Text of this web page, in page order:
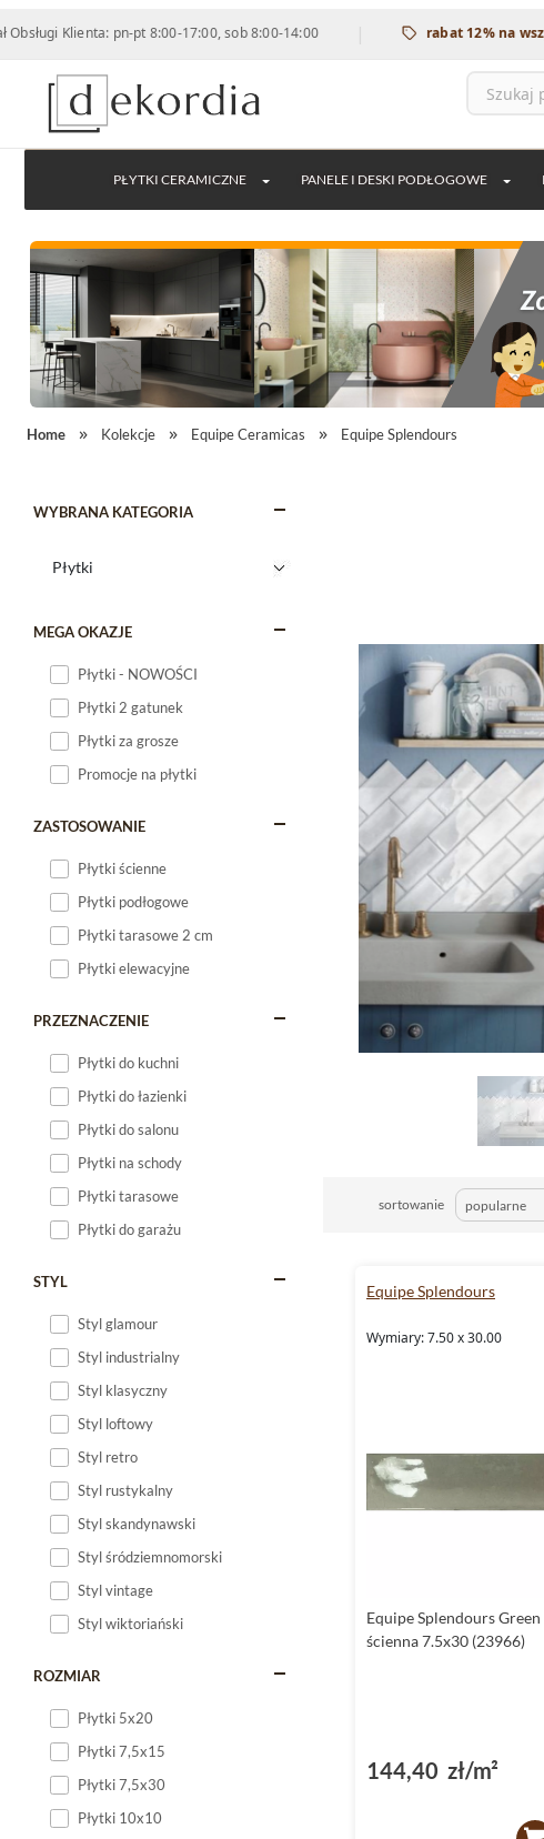
pn-pt 8:00-17:00, sob 8:00-14:00 | rabat 12% na wszystkie
PŁYTKI CERAMICZNE PANELE I DESKI PODŁOGOWE
Home Kolekcje Equipe Ceramicas Equipe Splendours
WYBRANA KATEGORIA
MEGA OKAZJE
Płytki - NOWOŚCI
Płytki 2 gatunek
Płytki za grosze
Promocje na płytki
ZASTOSOWANIE
Płytki ścienne
Płytki podłogowe
Płytki tarasowe 2 cm
Płytki elewacyjne
PRZEZNACZENIE
Płytki do kuchni
Płytki do łazienki
Płytki do salonu
Płytki na schody
Płytki tarasowe
Płytki do garażu
STYL
Styl glamour
Styl industrialny
Styl klasyczny
Styl loftowy
Styl retro
Styl rustykalny
Styl skandynawski
Styl śródziemnomorski
Styl vintage
Styl wiktoriański
ROZMIAR
Płytki 5x20
Płytki 7,5x15
Płytki 7,5x30
Płytki 10x10
sortowanie
Equipe Splendours
Wymiary: 7.50 x 30.00
Equipe Splendours Green
ścienna 7.5x30 (23966)
144,40 zł/m²